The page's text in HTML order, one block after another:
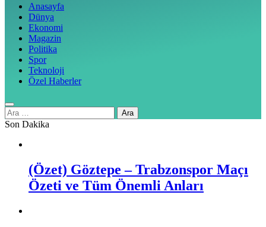
Anasayfa
Dünya
Ekonomi
Magazin
Politika
Spor
Teknoloji
Özel Haberler
Arama:
Son Dakika
(Özet) Göztepe – Trabzonspor Maçı
Özeti ve Tüm Önemli Anları